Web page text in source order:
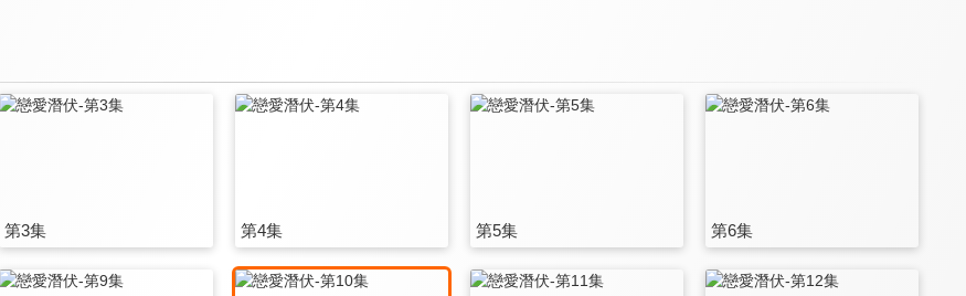
第3集 第4集 第5集 第6集